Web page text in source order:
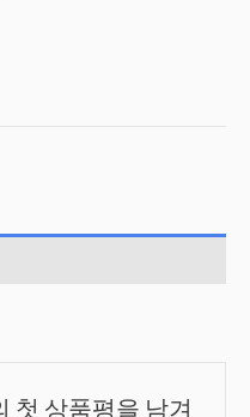
첫 상품평을 남겨